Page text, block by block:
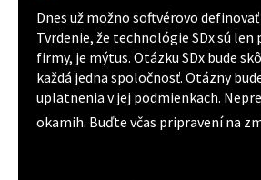
Dnes už možno softvérovo
Tvrdenie, že technológie SDx sú len
firmy, je mýtus. Otázku SDx bude
každá jedna spoločnosť. Otázny
uplatnenia v jej podmienkach.
okamih. Buďte včas pripravení na